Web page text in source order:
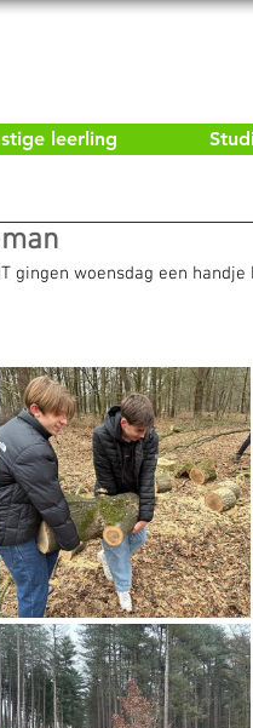
leerling
gingen woensdag een